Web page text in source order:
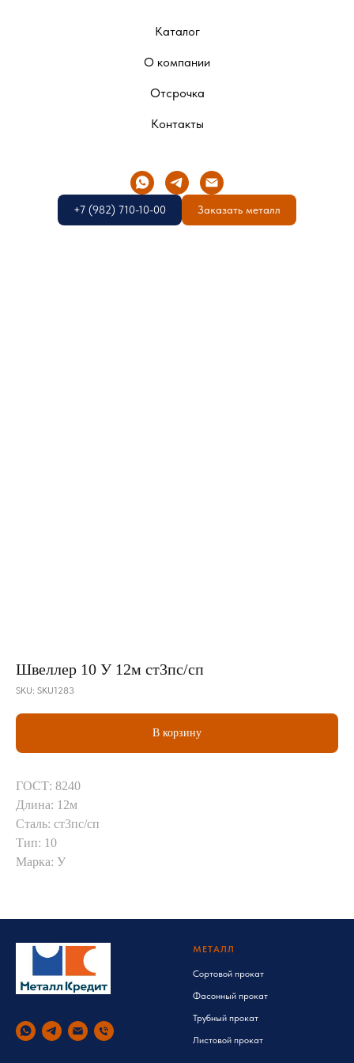
Каталог
О компании
Отсрочка
Контакты
+7 (982) 710-10-00 Заказать металл
Швеллер 10 У 12м ст3пс/сп
SKU: SKU1283
В корзину
ГОСТ: 8240
Длина: 12м
Сталь: ст3пс/сп
Тип: 10
Марка: У
МЕТАЛЛ
Сортовой прокат
Фасонный прокат
Трубный прокат
Листовой прокат